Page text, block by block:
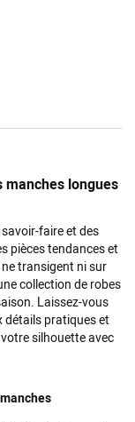
manches longues
faire et des
piècestendanceset
transigent ni sur
collection de robes
. Laissez-vous
détails pratiques et
silhouette avec